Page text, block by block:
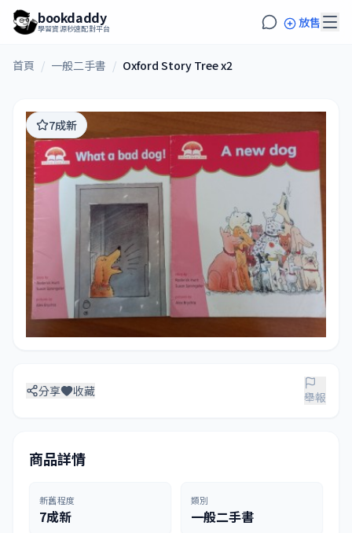
bookdaddy
學習資源秒速配對平台 放售
首頁 / 一般二手書 / Oxford Story Tree x2
7成新
分享 收藏 舉報
商品詳情
新舊程度
7成新
類別
一般二手書